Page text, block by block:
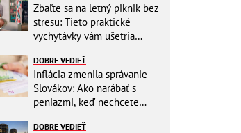
Zbaľte sa na letný piknik bez
stresu: Tieto praktické
vychytávky vám ušetria
DOBRE VEDIEŤ
Inflácia zmenila správanie
Slovákov: Ako narábať s
peniazmi, keď nechcete
DOBRE VEDIEŤ